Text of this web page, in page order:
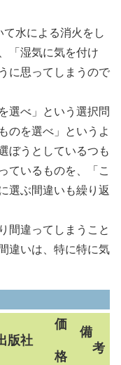
水による消火をし
「湿気に気を付け
に思ってしまうので
選べ」という選択問
のを選べ」というよ
ぼうとしているつも
ているものを、「こ
選ぶ間違いも繰り返
間違ってしまうこと
違いは、特に特に気
版社
価
格
備
考